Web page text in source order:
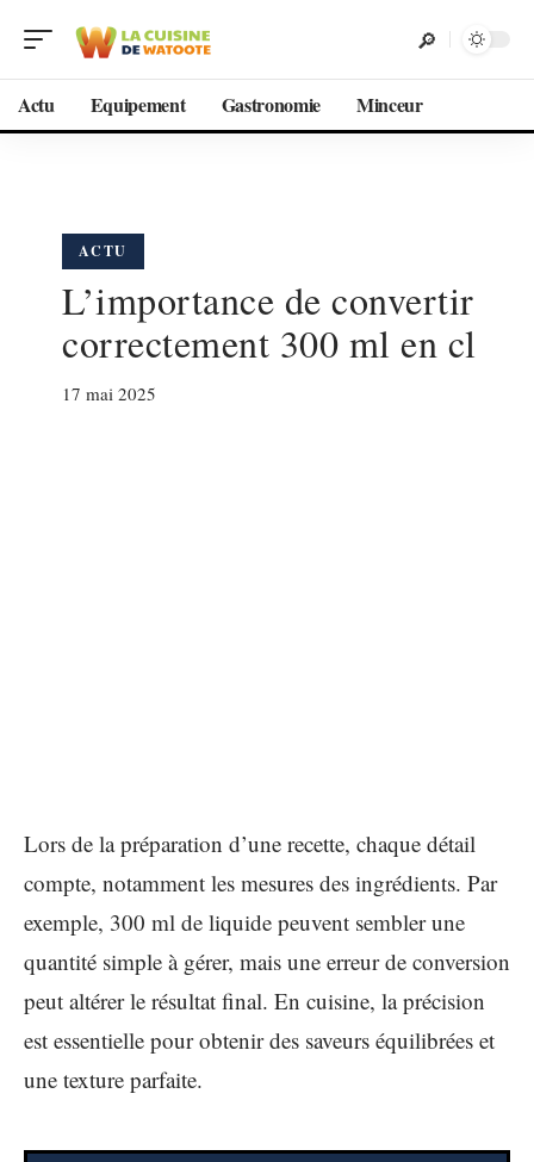
Actu Equipement Gastronomie Minceur
ACTU
L’importance de convertir
correctement 300 ml en cl
17 mai 2025
Lors de la préparation d’une recette, chaque détail
compte, notamment les mesures des ingrédients. Par
exemple, 300 ml de liquide peuvent sembler une
quantité simple à gérer, mais une erreur de conversion
peut altérer le résultat final. En cuisine, la précision
est essentielle pour obtenir des saveurs équilibrées et
une texture parfaite.